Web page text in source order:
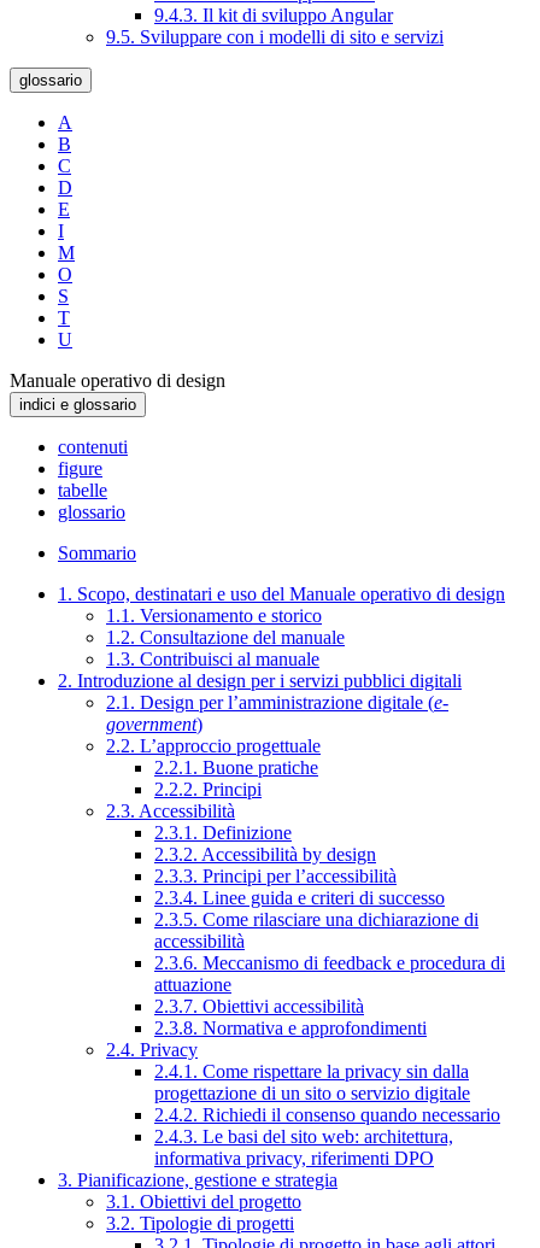
9.4.3. Il kit di sviluppo Angular
9.5. Sviluppare con i modelli di sito e servizi
glossario
A
B
C
D
E
I
M
O
S
T
U
Manuale operativo di design
indici e glossario
contenuti
figure
tabelle
glossario
Sommario
1. Scopo, destinatari e uso del Manuale operativo di design
1.1. Versionamento e storico
1.2. Consultazione del manuale
1.3. Contribuisci al manuale
2. Introduzione al design per i servizi pubblici digitali
2.1. Design per l’amministrazione digitale (e-
government)
2.2. L’approccio progettuale
2.2.1. Buone pratiche
2.2.2. Principi
2.3. Accessibilità
2.3.1. Definizione
2.3.2. Accessibilità by design
2.3.3. Principi per l’accessibilità
2.3.4. Linee guida e criteri di successo
2.3.5. Come rilasciare una dichiarazione di
accessibilità
2.3.6. Meccanismo di feedback e procedura di
attuazione
2.3.7. Obiettivi accessibilità
2.3.8. Normativa e approfondimenti
2.4. Privacy
2.4.1. Come rispettare la privacy sin dalla
progettazione di un sito o servizio digitale
2.4.2. Richiedi il consenso quando necessario
2.4.3. Le basi del sito web: architettura,
informativa privacy, riferimenti DPO
3. Pianificazione, gestione e strategia
3.1. Obiettivi del progetto
3.2. Tipologie di progetti